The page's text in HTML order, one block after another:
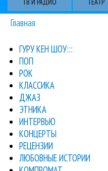
Вы здесь
Главная
ГУРУ КЕН ШОУ:::
ПОП
РОК
КЛАССИКА
ДЖАЗ
ЭТНИКА
ИНТЕРВЬЮ
КОНЦЕРТЫ
РЕЦЕНЗИИ
ЛЮБОВНЫЕ ИСТОРИИ